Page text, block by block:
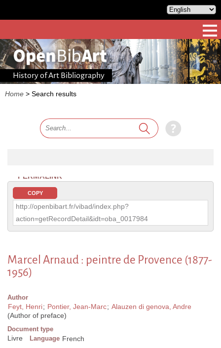
History of Art Bibliography
Home > Search results
PERMALINK
COPY
http://openbibart.fr/vibad/index.php?
action=getRecordDetail&idt=oba_0017984
Marcel Arnaud : peintre de Provence (1877-
1956)
Author
Feyt, Henri; Pontier, Jean-Marc; Alauzen di genova, Andre
(Author of preface)
Document type
Livre Language French